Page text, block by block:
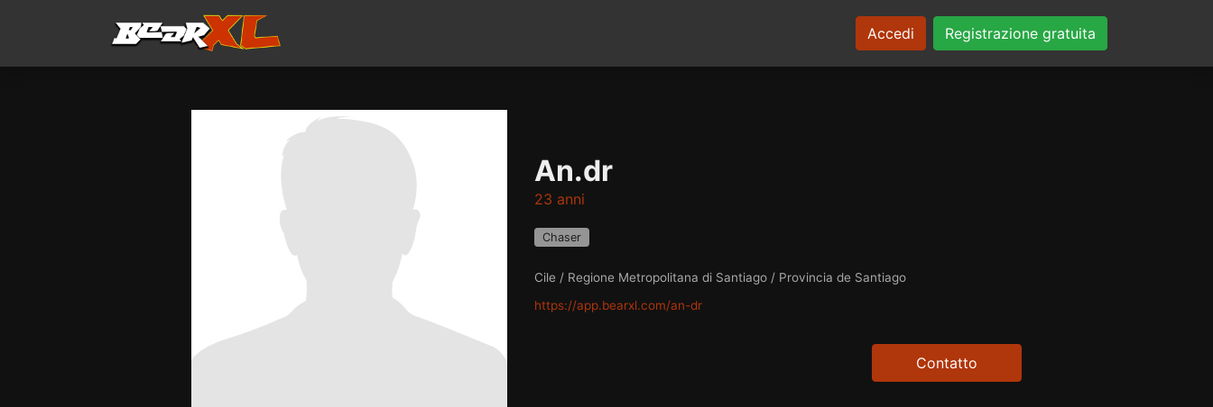
Accedi Registrazione gratuita
An.dr
23 anni
Chaser
Cile / Regione Metropolitana di Santiago / Provincia de Santiago
https://app.bearxl.com/an-dr
Contatto